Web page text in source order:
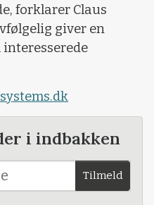
forklarer Claus
giver en
i indbakken
Tilmeld